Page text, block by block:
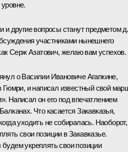
и другие вопросы станут предметом
участниками нынешнего
Серж Азатович, желаю вам успехов.
о Василии Ивановиче Агапкине,
Гюмри, и написал известный свой
Написал он его под впечатлением
Что касается Закавказья,
уходить не собиралась. Наоборот,
свои позиции в Закавказье.
укреплять свои позиции